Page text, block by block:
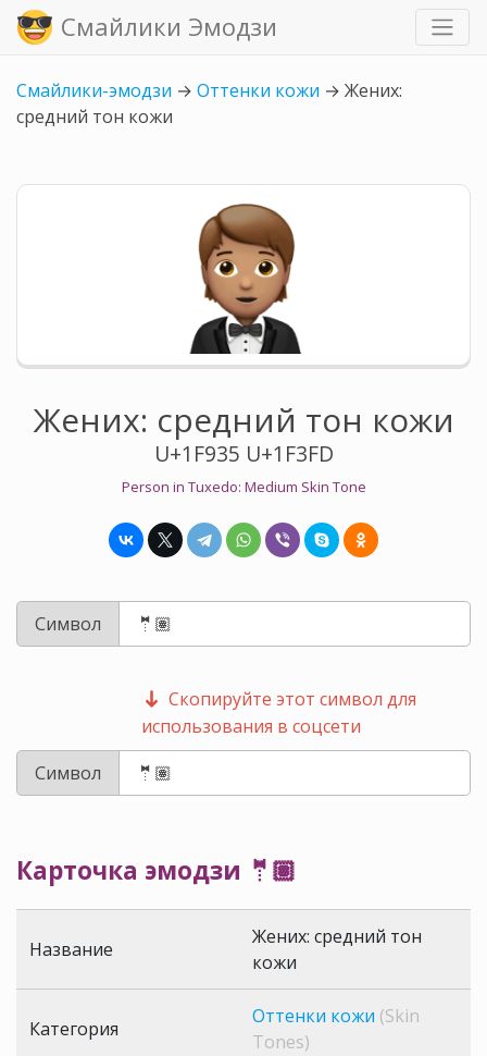
Смайлики Эмодзи
Смайлики-эмодзи → Оттенки кожи → Жених:
средний тон кожи
Жених: средний тон кожи
U+1F935 U+1F3FD
Person in Tuxedo: Medium Skin Tone
Символ
Скопируйте этот символ для
использования в соцсети
Символ
Карточка эмодзи 🤵🏽
Название
Жених: средний тон
кожи
Категория
Оттенки кожи (Skin
Tones)